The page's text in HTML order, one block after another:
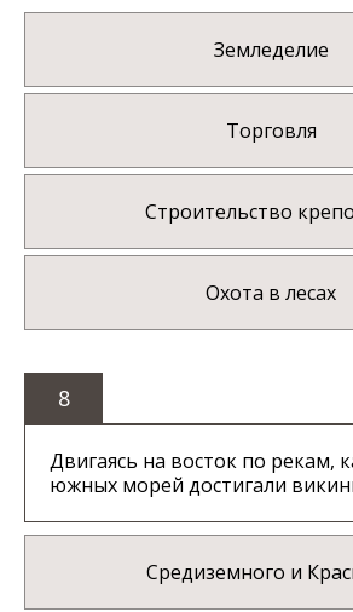
Земледелие
Торговля
Строительство
Охота в лесах
8
Двигаясь на восток по рекам,
южных морей достигали
Средиземного и